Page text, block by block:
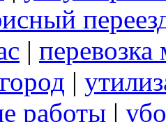
|
|
работы |